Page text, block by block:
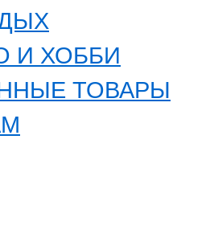
И ХОББИ
ТОВАРЫ